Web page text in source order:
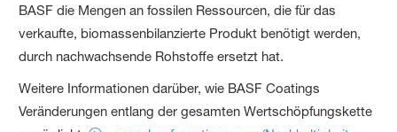
BASF die Mengen an fossilen Ressourcen, die für das
verkaufte, biomassenbilanzierte Produkt benötigt werden,
durch nachwachsende Rohstoffe ersetzt hat.
Weitere Informationen darüber, wie BASF Coatings
Veränderungen entlang der gesamten Wertschöpfungskette